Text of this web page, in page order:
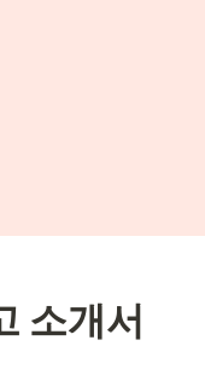
소개서